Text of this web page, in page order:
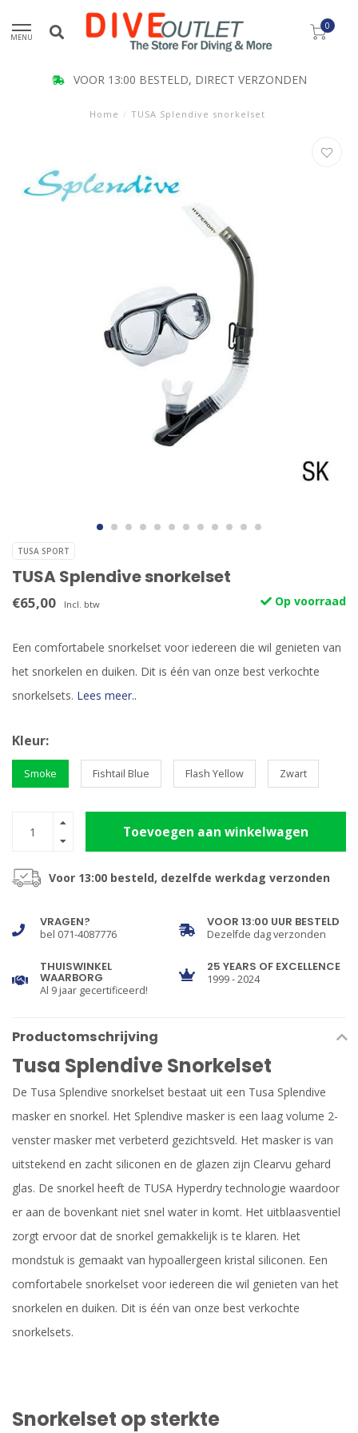
MENU
0
VOOR 13:00 BESTELD, DIRECT VERZONDEN
Home / TUSA Splendive snorkelset
TUSA SPORT
TUSA Splendive snorkelset
€65,00 Incl. btw Op voorraad
Een comfortabele snorkelset voor iedereen die wil genieten van
het snorkelen en duiken. Dit is één van onze best verkochte
snorkelsets. Lees meer..
Kleur:
Smoke Fishtail Blue Flash Yellow Zwart
Toevoegen aan winkelwagen
Voor 13:00 besteld, dezelfde werkdag verzonden
VRAGEN?
bel 071-4087776
VOOR 13:00 UUR BESTELD
Dezelfde dag verzonden
THUISWINKEL
WAARBORG
Al 9 jaar gecertificeerd!
25 YEARS OF EXCELLENCE
1999 - 2024
Productomschrijving
Tusa Splendive Snorkelset
De Tusa Splendive snorkelset bestaat uit een Tusa Splendive
masker en snorkel. Het Splendive masker is een laag volume 2-
venster masker met verbeterd gezichtsveld. Het masker is van
uitstekend en zacht siliconen en de glazen zijn Clearvu gehard
glas. De snorkel heeft de TUSA Hyperdry technologie waardoor
er aan de bovenkant niet snel water in komt. Het uitblaasventiel
zorgt ervoor dat de snorkel gemakkelijk is te klaren. Het
mondstuk is gemaakt van hypoallergeen kristal siliconen. Een
comfortabele snorkelset voor iedereen die wil genieten van het
snorkelen en duiken. Dit is één van onze best verkochte
snorkelsets.
Snorkelset op sterkte